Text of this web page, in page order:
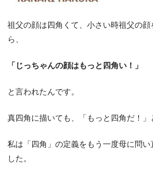
祖父の顔は四角くて、小さい時祖父の顔
ら、
「じっちゃんの顔はもっと四角い！」
と言われたんです。
真四角に描いても、「もっと四角だ！」
私は「四角」の定義をもう一度母に問い
した。